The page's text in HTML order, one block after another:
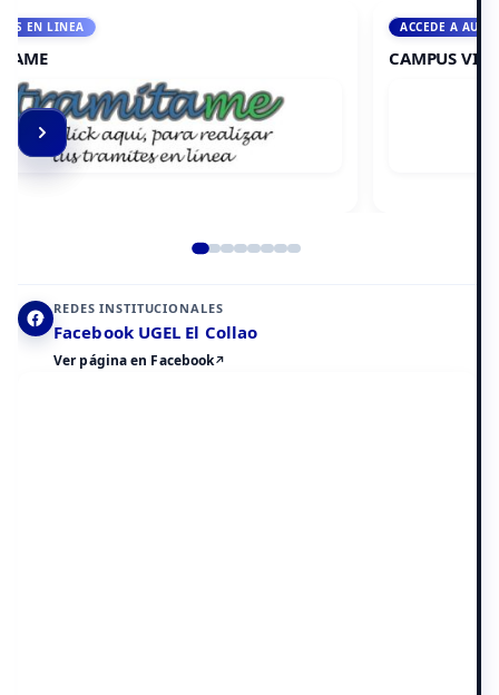
ACCEDE A AULA VIRTUAL
REDES INSTITUCIONALES
Facebook UGEL El Collao
Ver página en Facebook